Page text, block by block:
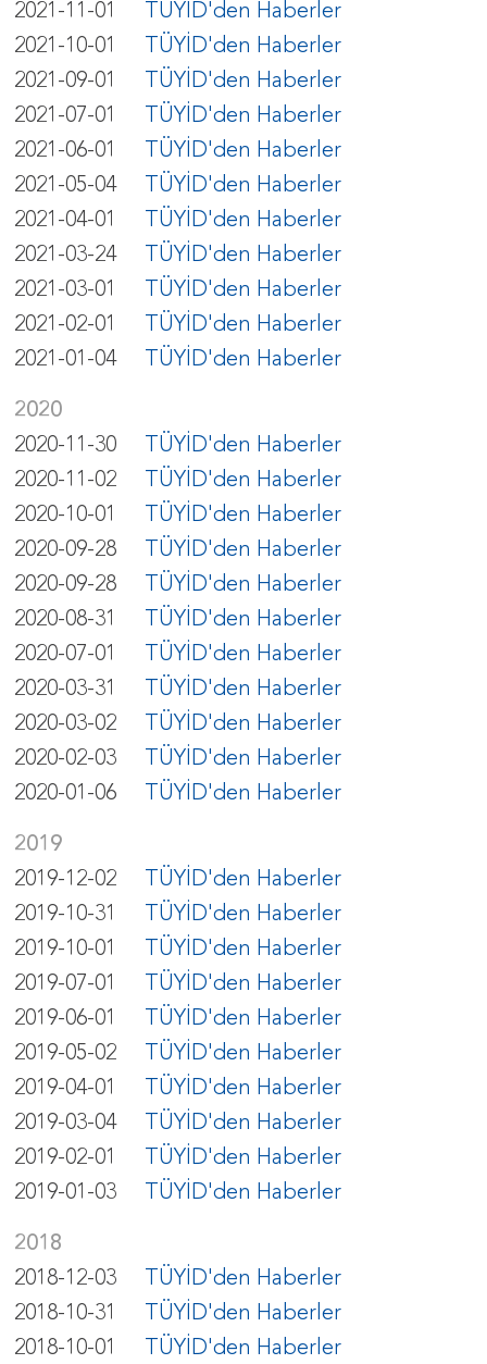
2021-11-01
TÜYİD'den Haberler
2021-10-01
TÜYİD'den Haberler
2021-09-01
TÜYİD'den Haberler
2021-07-01
TÜYİD'den Haberler
2021-06-01
TÜYİD'den Haberler
2021-05-04
TÜYİD'den Haberler
2021-04-01
TÜYİD'den Haberler
2021-03-24
TÜYİD'den Haberler
2021-03-01
TÜYİD'den Haberler
2021-02-01
TÜYİD'den Haberler
2021-01-04
TÜYİD'den Haberler
2020
2020-11-30
TÜYİD'den Haberler
2020-11-02
TÜYİD'den Haberler
2020-10-01
TÜYİD'den Haberler
2020-09-28
TÜYİD'den Haberler
2020-09-28
TÜYİD'den Haberler
2020-08-31
TÜYİD'den Haberler
2020-07-01
TÜYİD'den Haberler
2020-03-31
TÜYİD'den Haberler
2020-03-02
TÜYİD'den Haberler
2020-02-03
TÜYİD'den Haberler
2020-01-06
TÜYİD'den Haberler
2019
2019-12-02
TÜYİD'den Haberler
2019-10-31
TÜYİD'den Haberler
2019-10-01
TÜYİD'den Haberler
2019-07-01
TÜYİD'den Haberler
2019-06-01
TÜYİD'den Haberler
2019-05-02
TÜYİD'den Haberler
2019-04-01
TÜYİD'den Haberler
2019-03-04
TÜYİD'den Haberler
2019-02-01
TÜYİD'den Haberler
2019-01-03
TÜYİD'den Haberler
2018
2018-12-03
TÜYİD'den Haberler
2018-10-31
TÜYİD'den Haberler
2018-10-01
TÜYİD'den Haberler